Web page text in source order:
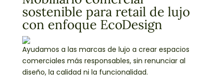
sostenible para retail de lujo
con enfoque EcoDesign
Ayudamos a las marcas de lujo a crear espacios
comerciales más responsables, sin renunciar al
diseño, la calidad ni la funcionalidad.